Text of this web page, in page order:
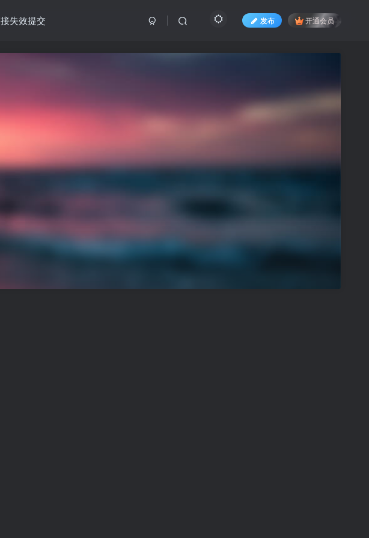
失效提交 发布 开通会员